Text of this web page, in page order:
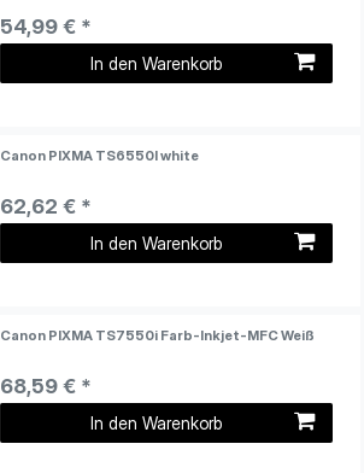
54,99 € *
In den Warenkorb
Canon PIXMA TS6550I white
62,62 € *
In den Warenkorb
Canon PIXMA TS7550i Farb-Inkjet-MFC Weiß
68,59 € *
In den Warenkorb